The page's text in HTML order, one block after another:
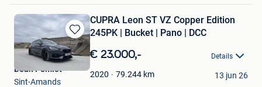
Bewaren
in
Mijn
Favorieten
CUPRA Leon ST VZ Copper Edition
245PK | Bucket | Pano | DCC
€ 23.000,- Details
2020 79.244 km
Dean Polfliet
Sint-Amands
13 jun 26